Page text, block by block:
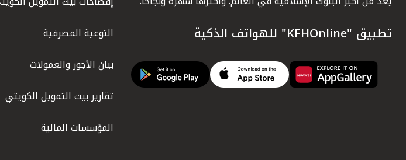
تطبيق "KFHOnline" للهواتف الذكية
التوعية المصرفية
بيان الأجور والعمولات
تقارير بيت التمويل الكويتي
المؤسسات المالية